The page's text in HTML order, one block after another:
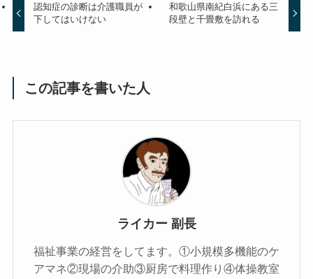
認知症の診断は介護職員が
下してはいけない
和歌山県南紀白浜にある三
段壁と千畳敷を訪れる
この記事を書いた人
ライカー 副長
福祉事業の経営をしてます。①小規模多機能のケ
アマネ②現場の介助③厨房で料理作り④体操教室